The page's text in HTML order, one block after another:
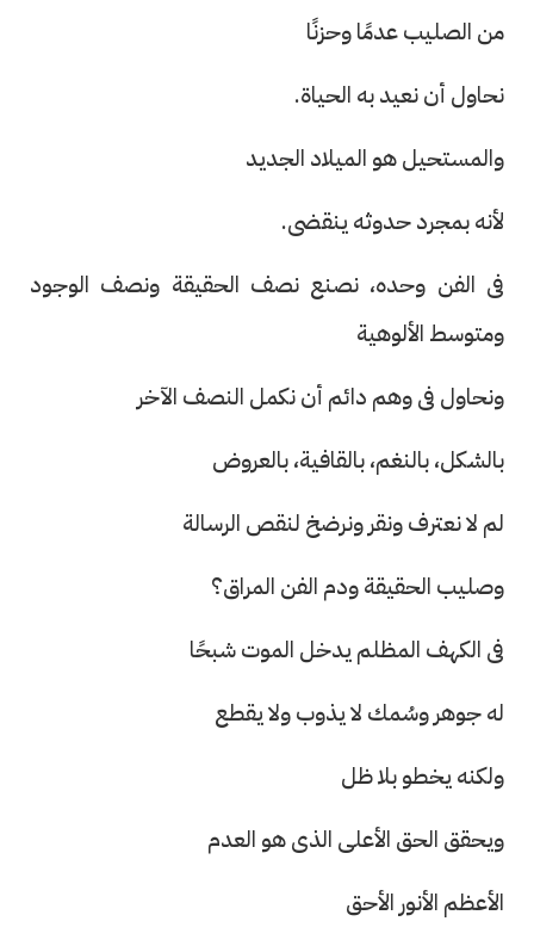
من الصليب عدمًا وحزنًا
نحاول أن نعيد به الحياة.
والمستحيل هو الميلاد الجديد
لأنه بمجرد حدوثه ينقضى.
فى الفن وحده، نصنع نصف الحقيقة ونصف الوجود
ومتوسط الألوهية
ونحاول فى وهم دائم أن نكمل النصف الآخر
بالشكل، بالنغم، بالقافية، بالعروض
لم لا نعترف ونقر ونرضخ لنقص الرسالة
وصليب الحقيقة ودم الفن المراق؟
فى الكهف المظلم يدخل الموت شبحًا
له جوهر وسُمك لا يذوب ولا يقطع
ولكنه يخطو بلا ظل
ويحقق الحق الأعلى الذى هو العدم
الأعظم الأنور الأحق